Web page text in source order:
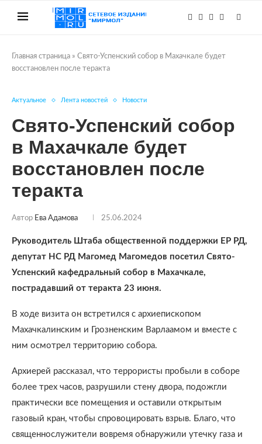
Главная страница » Свято-Успенский собор в Махачкале будет
восстановлен после теракта
Актуальное Лента новостей Новости
Свято-Успенский собор
в Махачкале будет
восстановлен после
теракта
Автор Ева Адамова 25.06.2024
Руководитель Штаба общественной поддержки ЕР РД,
депутат НС РД Магомед Магомедов посетил Свято-
Успенский кафедральный собор в Махачкале,
пострадавший от теракта 23 июня.
В ходе визита он встретился с архиепископом
Махачкалинским и Грозненским Варлаамом и вместе с
ним осмотрел территорию собора.
Архиерей рассказал, что террористы пробыли в соборе
более трех часов, разрушили стену двора, подожгли
практически все помещения и оставили открытым
газовый кран, чтобы спровоцировать взрыв. Благо, что
священнослужители вовремя обнаружили утечку газа и